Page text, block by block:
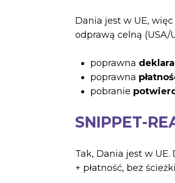
Dania jest w UE,
odprawą celną (USA/
poprawna
poprawna
pobranie
SNIPPET-
Tak, Dania jest w
+ płatność, bez